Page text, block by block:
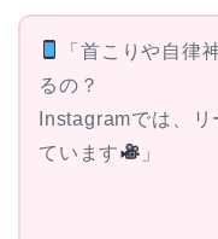
「首こりや自律
るの？
Instagramでは、
ています
」